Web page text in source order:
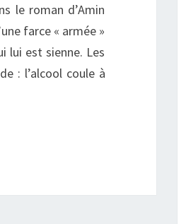
le roman d’Amin
farce « armée »
lui est sienne. Les
: l’alcool coule à